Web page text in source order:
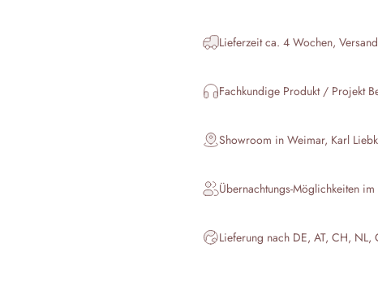
Lieferzeit ca. 4 Wochen,
Fachkundige Produkt / Projekt
Showroom in Weimar, Karl
Übernachtungs-Möglichkeiten im
Lieferung nach DE, AT, CH, NL,